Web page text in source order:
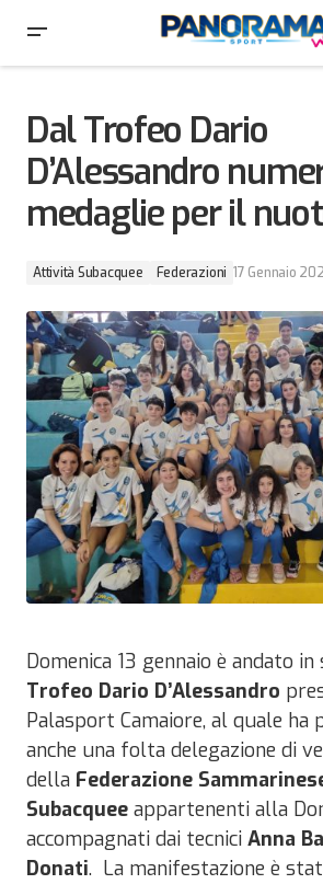
Dal Trofeo Dario
D’Alessandro
medaglie per il
Attività Subacquee Federazioni 17 Gennaio
Domenica 13 gennaio è andato in
Trofeo Dario D’Alessandro
Palasport Camaiore, al quale ha
anche una folta delegazione di
della Federazione
Subacquee appartenenti alla
accompagnati dai tecnici Anna
Donati. La manifestazione è